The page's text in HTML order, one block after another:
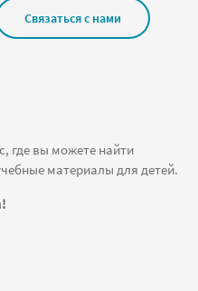
где вы можете найти
материалы для детей.
Связаться с нами